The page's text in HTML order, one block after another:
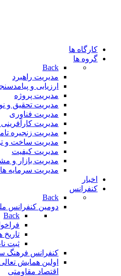
کارگاه ها
گروه ها
Back
مدیریت راهبرد
ارزیابی و
مدیریت پروژه
مدیریت تحقیق و
مدیریت فناوری
مدیریت
مدیریت زنجیره
مدیریت ساخت و
مدیریت کیفیت
مدیریت بازار و
مدیریت سرمایه
اخبار
کنفرانس
Back
دومین کنفرانس
Back
ثبت
کنفرانس فرهنگ
اولین همایش
اقتصاد مقاومتی